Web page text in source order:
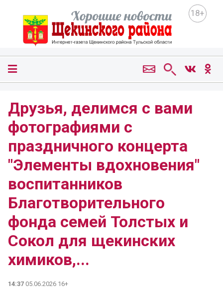
18+
Друзья, делимся с вами
фотографиями с
праздничного концерта
"Элементы вдохновения"
воспитанников
Благотворительного
фонда семей Толстых и
Сокол для щекинских
химиков,...
14:37 05.06.2026 16+